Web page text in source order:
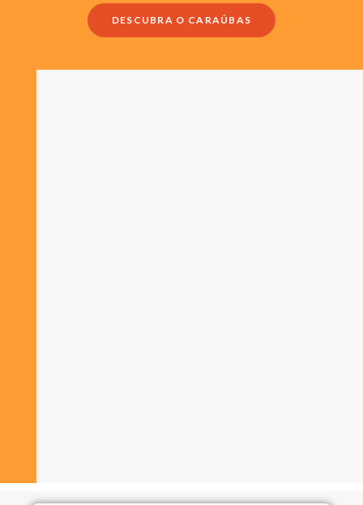
DESCUBRA O CARAÚBAS